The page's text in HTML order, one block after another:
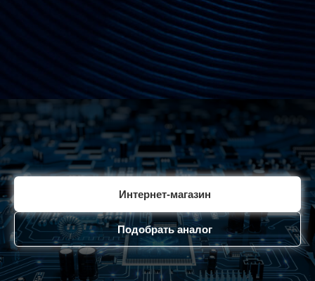
Интернет-магазин
Подобрать аналог